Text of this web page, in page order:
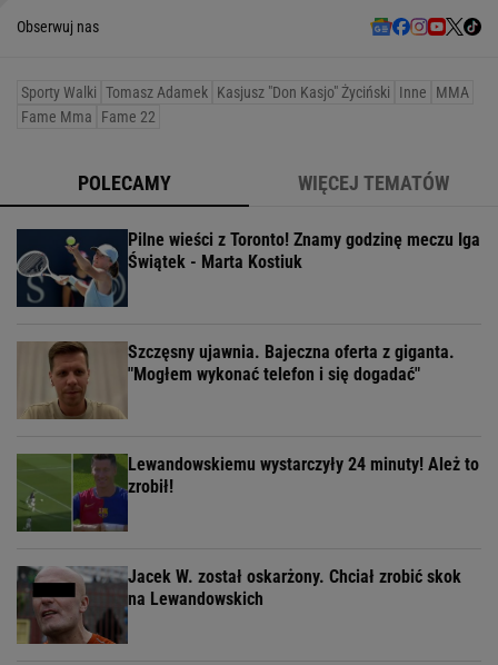
Obserwuj nas
Sporty Walki Tomasz Adamek Kasjusz "Don Kasjo" Życiński Inne
MMA
Fame Mma
Fame 22
POLECAMY WIĘCEJ TEMATÓW
Pilne wieści z Toronto! Znamy godzinę meczu Iga
Świątek - Marta Kostiuk
Szczęsny ujawnia. Bajeczna oferta z giganta.
"Mogłem wykonać telefon i się dogadać"
Lewandowskiemu wystarczyły 24 minuty! Ależ to
zrobił!
Jacek W. został oskarżony. Chciał zrobić skok
na Lewandowskich